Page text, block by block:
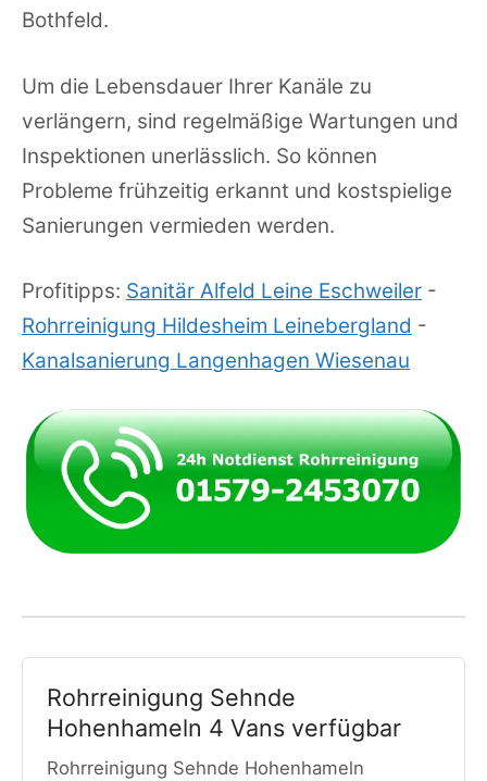
Bothfeld.
Um die Lebensdauer Ihrer Kanäle zu
verlängern, sind regelmäßige Wartungen und
Inspektionen unerlässlich. So können
Probleme frühzeitig erkannt und kostspielige
Sanierungen vermieden werden.
Profitipps: Sanitär Alfeld Leine Eschweiler -
Rohrreinigung Hildesheim Leinebergland -
Kanalsanierung Langenhagen Wiesenau
Rohrreinigung Sehnde
Hohenhameln 4 Vans verfügbar
Rohrreinigung Sehnde Hohenhameln